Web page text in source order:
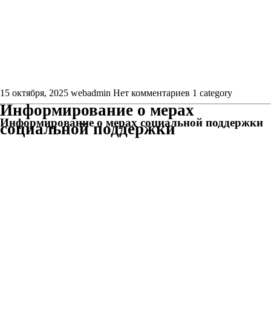
Информирование о мерах
социальной поддержки
15 октября, 2025 webadmin Нет комментариев 1 category
Информирование о мерах социальной поддержки